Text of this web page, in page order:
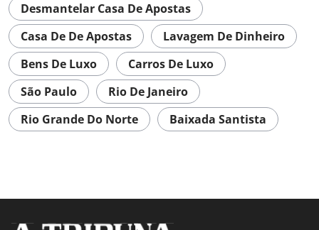
Desmantelar Casa De Apostas
Casa De De Apostas
Lavagem De Dinheiro
Bens De Luxo
Carros De Luxo
São Paulo
Rio De Janeiro
Rio Grande Do Norte
Baixada Santista